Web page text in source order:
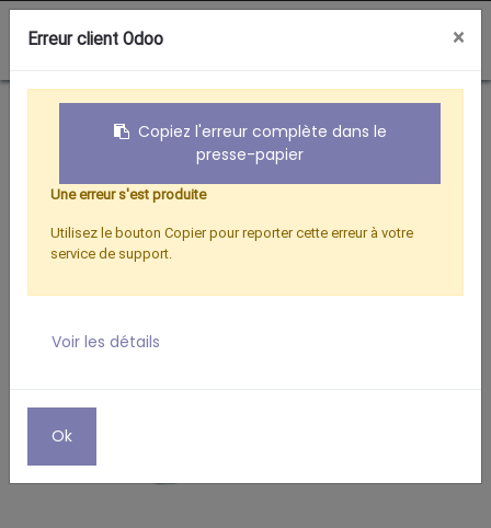
0
Boutique
Hertzien
TE DE DERIVATION MALE/FEM/FEM D.9,52 MM
Erreur client Odoo ×
Copiez l'erreur complète dans le
presse-papier
Une erreur s'est produite
Utilisez le bouton Copier pour reporter cette erreur à votre
service de support.
Voir les détails
Ok